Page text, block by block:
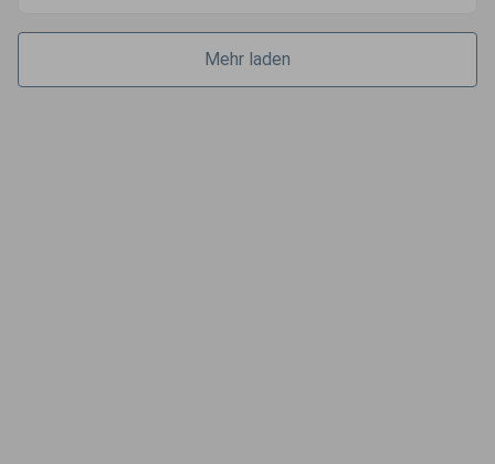
Mehr laden